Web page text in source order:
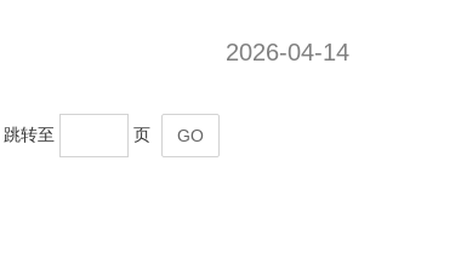
2026-04-14
跳转至 页 GO